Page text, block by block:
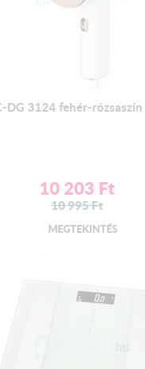
DG 3124 fehér-rózsaszín
10 203 Ft
10 995Ft
MEGTEKINTÉS